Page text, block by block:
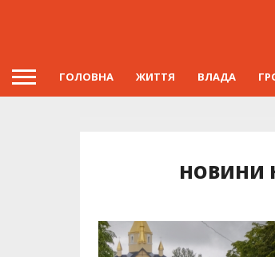
ГОЛОВНА ЖИТТЯ ВЛАДА
НОВИНИ